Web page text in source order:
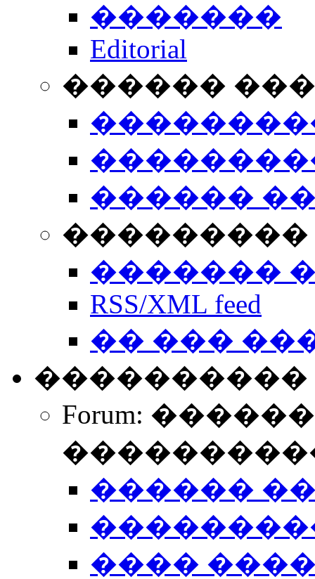
�������
Editorial
������
������
���������
�������
RSS/XML feed
�� ���
����������
Forum:
������
����